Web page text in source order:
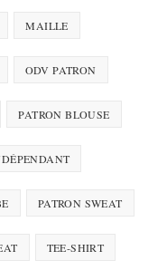
MAILLE
ODV PATRON
PATRON BLOUSE
PATRON SWEAT
TEE-SHIRT